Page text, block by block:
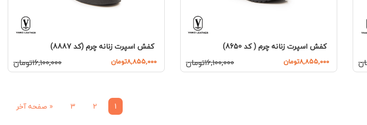
کفش اسپرت زنانه چرم ( کد 8650)
۸,۸۵۵,۰۰۰تومان ۱۶,۱۰۰,۰۰۰تومان
کفش اسپرت زنانه چرم (کد 8887)
۸,۸۵۵,۰۰۰تومان ۱۶,۱۰۰,۰۰۰تومان
1
2
3
« صفحه آخر